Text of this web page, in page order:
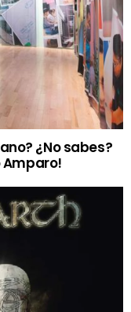
¿No sabes?
Amparo!